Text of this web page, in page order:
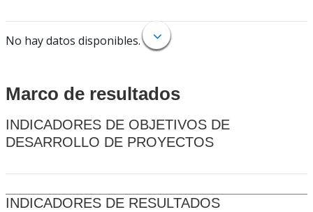
No hay datos disponibles.
Marco de resultados
INDICADORES DE OBJETIVOS DE
DESARROLLO DE PROYECTOS
INDICADORES DE RESULTADOS